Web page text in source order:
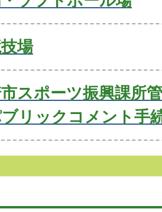
場
スポーツ振興課所
リックコメント手